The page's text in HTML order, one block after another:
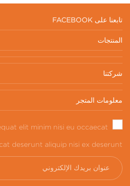
تابعنا على FACEBOOK
المنتجات
شركتنا
معلومات المتجر
elit minim nisi eu occaecat
deserunt aliquip nisi ex deserunt.